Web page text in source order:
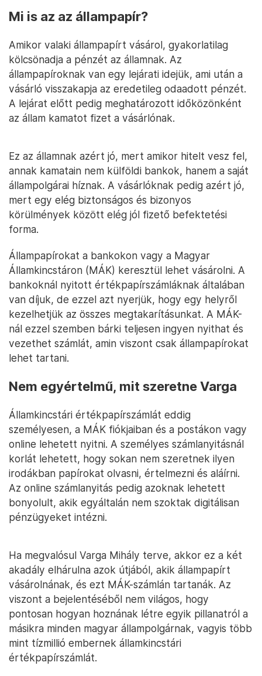
Mi is az az állampapír?
Amikor valaki állampapírt vásárol, gyakorlatilag
kölcsönadja a pénzét az államnak. Az
állampapíroknak van egy lejárati idejük, ami után a
vásárló visszakapja az eredetileg odaadott pénzét.
A lejárat előtt pedig meghatározott időközönként
az állam kamatot fizet a vásárlónak.
Ez az államnak azért jó, mert amikor hitelt vesz fel,
annak kamatain nem külföldi bankok, hanem a saját
állampolgárai híznak. A vásárlóknak pedig azért jó,
mert egy elég biztonságos és bizonyos
körülmények között elég jól fizető befektetési
forma.
Állampapírokat a bankokon vagy a Magyar
Államkincstáron (MÁK) keresztül lehet vásárolni. A
bankoknál nyitott értékpapírszámláknak általában
van díjuk, de ezzel azt nyerjük, hogy egy helyről
kezelhetjük az összes megtakarításunkat. A MÁK-
nál ezzel szemben bárki teljesen ingyen nyithat és
vezethet számlát, amin viszont csak állampapírokat
lehet tartani.
Nem egyértelmű, mit szeretne Varga
Államkincstári értékpapírszámlát eddig
személyesen, a MÁK fiókjaiban és a postákon vagy
online lehetett nyitni. A személyes számlanyitásnál
korlát lehetett, hogy sokan nem szeretnek ilyen
irodákban papírokat olvasni, értelmezni és aláírni.
Az online számlanyitás pedig azoknak lehetett
bonyolult, akik egyáltalán nem szoktak digitálisan
pénzügyeket intézni.
Ha megvalósul Varga Mihály terve, akkor ez a két
akadály elhárulna azok útjából, akik állampapírt
vásárolnának, és ezt MÁK-számlán tartanák. Az
viszont a bejelentéséből nem világos, hogy
pontosan hogyan hoznának létre egyik pillanatról a
másikra minden magyar állampolgárnak, vagyis több
mint tízmillió embernek államkincstári
értékpapírszámlát.